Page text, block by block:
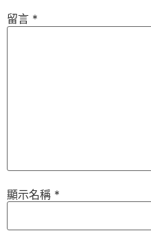
留言 *
顯示名稱 *